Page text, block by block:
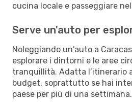
cucina locale e passeggiare
Serve un'auto per
Noleggiando un'auto a
esplorare i dintorni e le aree
tranquillità. Adatta l’itinerario
budget, soprattutto se hai
paese per più di una settimana.